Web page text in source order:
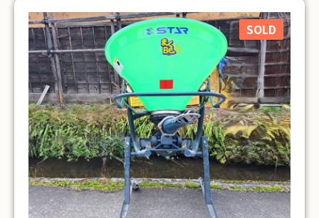
は画像にてご確認下さい ♪当方の出品物は全て現
状のお渡しです。整備、清掃などは行っておりませ
ん。 ※そのほか詳細については、お問い合わせく
ださい※ ※細部までの確認等しておりませんの
で 記載内容以外にて不具合等有る場合もございま
す。 トラブル防止のため、ご購入前に現物確認を
お勧めします。現物確認をせず購入された場合のク
レーム・返金・返品はお受けできません。ご容赦願
います。
SOLD